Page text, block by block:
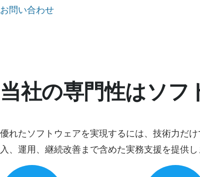
お問い合わせ
当社の専門性はソフ
優れたソフトウェアを実現するには、技術力だ
入、運用、継続改善まで含めた実務支援を提供し